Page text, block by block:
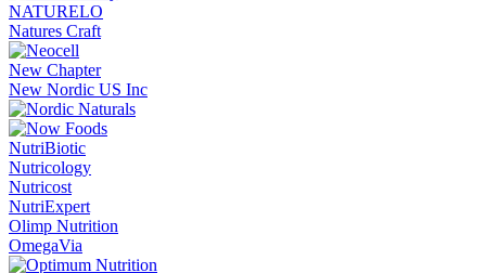
NATURELO
Natures Craft
New Chapter
New Nordic US Inc
NutriBiotic
Nutricology
Nutricost
NutriExpert
Olimp Nutrition
OmegaVia